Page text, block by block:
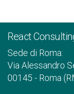
React
Sede di Roma:
Via Alessandro
00145 - Roma